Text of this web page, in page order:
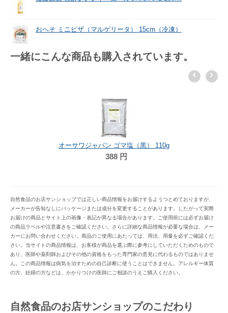
おへそ ミニピザ（マルゲリータ） 15cm（冷凍）
一緒にこんな商品も購入されています。
オーサワジャパン ゴマ塩（黒） 110g
388 円
自然食品のお店サンショップでは正しい商品情報をお届けするようつとめておりますが、
メーカーが告知なしにパッケージまたは成分を変更することがあります。したがって実際
お届けの商品とサイト上の画像・表記が異なる場合があります。ご使用前には必ずお届け
の商品ラベルや注意書きをご確認ください。さらに詳細な商品情報が必要な場合は、メー
カーにお問い合わせください。商品のご使用にあたっては、用法、用量を必ずご確認くだ
さい。当サイトの商品情報は、お客様が商品を選ぶ際に参考にしていただくためのもので
あり、医師や薬剤師およびその他の資格をもった専門家の意見に代わるものではありませ
ん。この商品情報は病気を治すための自己診断に使うことはできません。アレルギー体質
の方、妊婦の方などは、かかりつけの医師にご相談のうえご購入ください。
自然食品のお店サンショップのこだわり